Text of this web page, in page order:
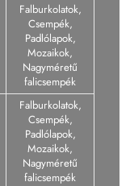
Falburkolatok,
Csempék,
Padlólapok,
Mozaikok,
Nagyméretű
falicsempék
Falburkolatok,
Csempék,
Padlólapok,
Mozaikok,
Nagyméretű
falicsempék